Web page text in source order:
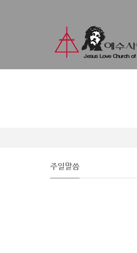
주일말씀